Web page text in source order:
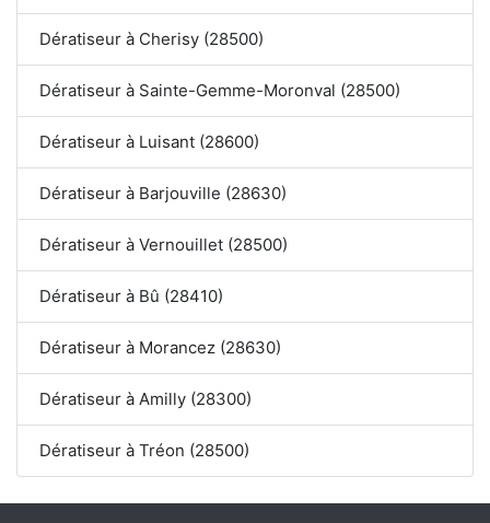
Dératiseur à Cherisy (28500)
Dératiseur à Sainte-Gemme-Moronval (28500)
Dératiseur à Luisant (28600)
Dératiseur à Barjouville (28630)
Dératiseur à Vernouillet (28500)
Dératiseur à Bû (28410)
Dératiseur à Morancez (28630)
Dératiseur à Amilly (28300)
Dératiseur à Tréon (28500)